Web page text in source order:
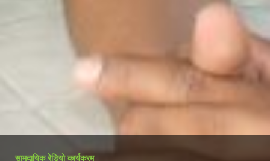
सामुदायिक रेडियो कार्यक्रम